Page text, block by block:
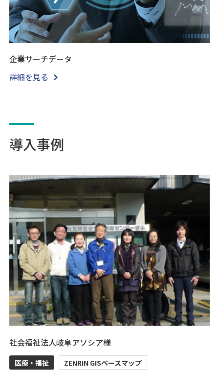
企業サーチデータ
詳細を見る
導入事例
社会福祉法人岐阜アソシア様
医療・福祉 ZENRIN GISベースマップ